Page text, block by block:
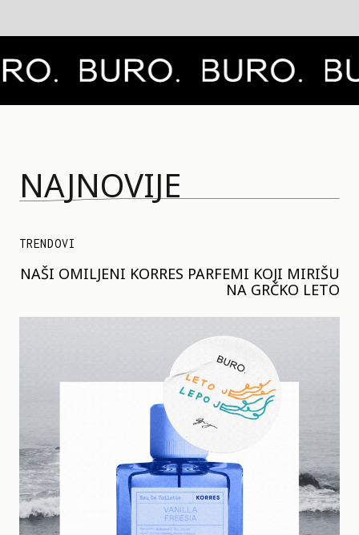
NAJNOVIJE
TRENDOVI
NAŠI OMILJENI KORRES PARFEMI KOJI MIRIŠU
NA GRČKO LETO